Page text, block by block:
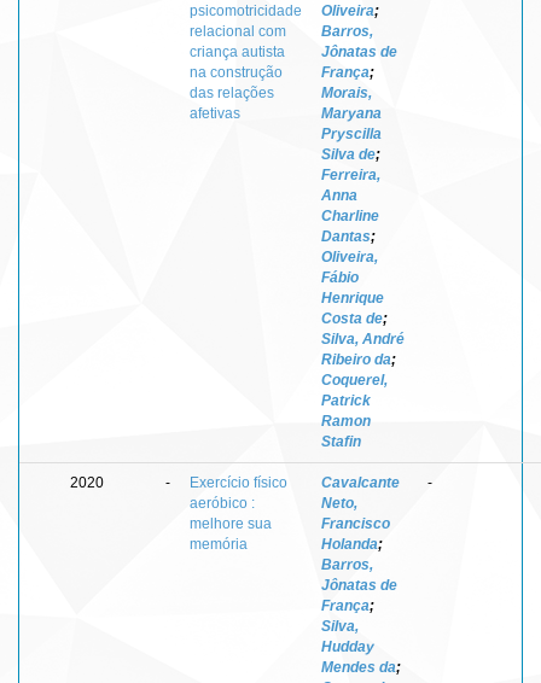
psicomotricidade
relacional com
criança autista
na construção
das relações
afetivas
Oliveira;
Barros,
Jônatas de
França;
Morais,
Maryana
Pryscilla
Silva de;
Ferreira,
Anna
Charline
Dantas;
Oliveira,
Fábio
Henrique
Costa de;
Silva, André
Ribeiro da;
Coquerel,
Patrick
Ramon
Stafin
2020 -
Exercício físico
aeróbico :
melhore sua
memória
Cavalcante
Neto,
Francisco
Holanda;
Barros,
Jônatas de
França;
Silva,
Hudday
Mendes da;
-